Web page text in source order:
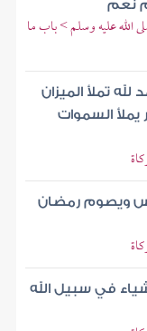
نعم
الله عليه وسلم > باب ما
تملأ الميزان
يملأ السموات
ويصوم رمضان
في سبيل الله